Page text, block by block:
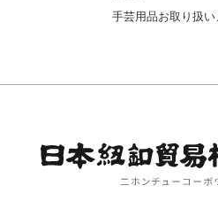
手芸用品お取り扱い